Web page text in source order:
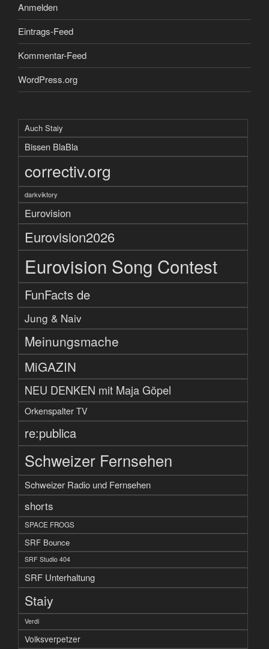
Anmelden
Eintrags-Feed
Kommentar-Feed
WordPress.org
Auch Staiy
Bissen BlaBla
correctiv.org
darkviktory
Eurovision
Eurovision2026
Eurovision Song Contest
FunFacts de
Jung & Naiv
Meinungsmache
MiGAZIN
NEU DENKEN mit Maja Göpel
Orkenspalter TV
re:publica
Schweizer Fernsehen
Schweizer Radio und Fernsehen
shorts
SPACE FROGS
SRF Bounce
SRF Studio 404
SRF Unterhaltung
Staiy
Verdi
Volksverpetzer